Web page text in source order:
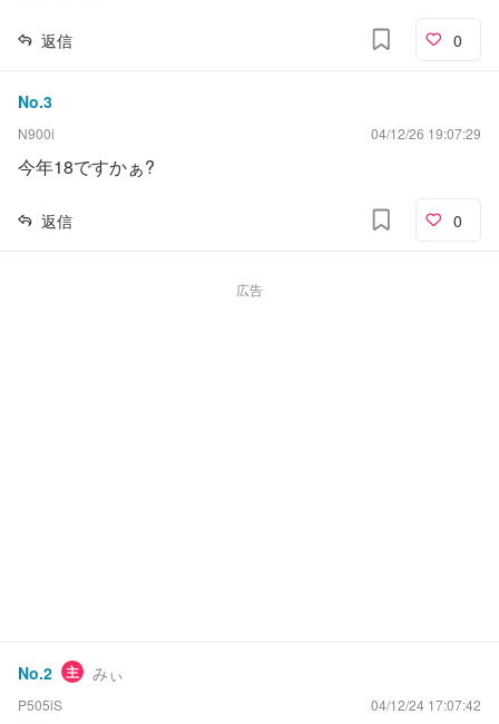
返信 0
No.3
N900i 04/12/26 19:07:29
今年18ですかぁ?
返信 0
広告
No.2 主 みぃ
P505iS 04/12/24 17:07:42